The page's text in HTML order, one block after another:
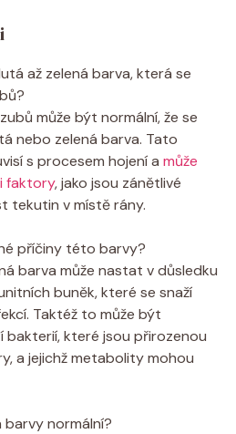
až zelená barva, která se
může být normální, že se
nebo zelená barva. Tato
s procesem hojení a může
faktory, jako jsou zánětlivé
tekutin v místě rány.
příčiny této barvy?
barva může nastat v důsledku
buněk, které se snaží
Taktéž to může být
které jsou přirozenou
a jejichž metabolity mohou
normální?